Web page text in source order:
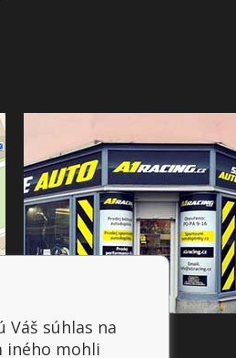
súhlas na
iného mohli